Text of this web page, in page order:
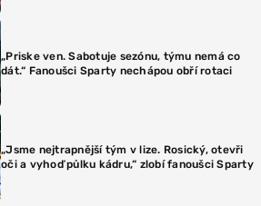
„Priske ven. Sabotuje sezónu, týmu nemá co
dát.“ Fanoušci Sparty nechápou obří rotaci
„Jsme nejtrapnější tým v lize. Rosický, otevři
oči a vyhoď půlku kádru,“ zlobí fanoušci Sparty